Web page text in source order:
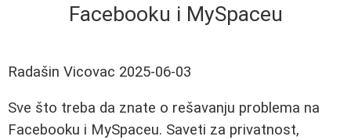
Facebooku i MySpaceu
Radašin Vicovac 2025-06-03
Sve što treba da znate o rešavanju problema na
Facebooku i MySpaceu. Saveti za privatnost,